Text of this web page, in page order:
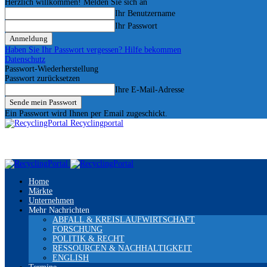
Herzlich willkommen! Melden Sie sich an
Ihr Benutzername
Ihr Passwort
Haben Sie Ihr Passwort vergessen? Hilfe bekommen
Datenschutz
Passwort-Wiederherstellung
Passwort zurücksetzen
Ihre E-Mail-Adresse
Ein Passwort wird Ihnen per Email zugeschickt.
Recyclingportal
Home
Märkte
Unternehmen
Mehr Nachrichten
ABFALL & KREISLAUFWIRTSCHAFT
FORSCHUNG
POLITIK & RECHT
RESSOURCEN & NACHHALTIGKEIT
ENGLISH